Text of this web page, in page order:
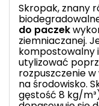
Skropak, znany
do paczek
ziemniaczanej.
kompostowalny
utylizować
rozpuszczenie w
na środowisko.
gęstość 8 kg/